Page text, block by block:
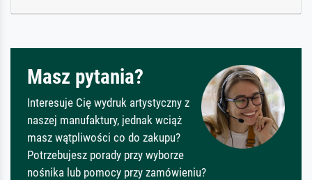
Masz pytania?
Interesuje Cię wydruk artystyczny z
naszej manufaktury, jednak wciąż
masz wątpliwości co do zakupu?
Potrzebujesz porady przy wyborze
nośnika lub pomocy przy zamówieniu?